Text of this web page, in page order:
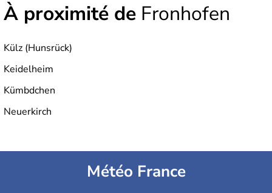
À proximité de Fronhofen
Külz (Hunsrück)
Keidelheim
Kümbdchen
Neuerkirch
Météo France